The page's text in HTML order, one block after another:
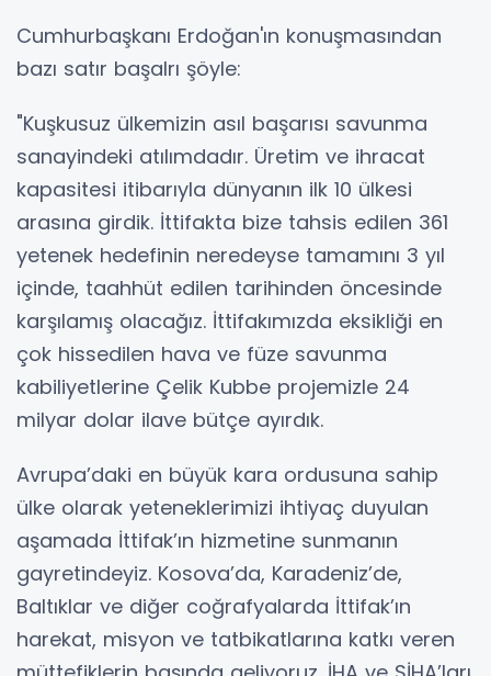
Cumhurbaşkanı Erdoğan'ın konuşmasından
bazı satır başalrı şöyle:
"Kuşkusuz ülkemizin asıl başarısı savunma
sanayindeki atılımdadır. Üretim ve ihracat
kapasitesi itibarıyla dünyanın ilk 10 ülkesi
arasına girdik. İttifakta bize tahsis edilen 361
yetenek hedefinin neredeyse tamamını 3 yıl
içinde, taahhüt edilen tarihinden öncesinde
karşılamış olacağız. İttifakımızda eksikliği en
çok hissedilen hava ve füze savunma
kabiliyetlerine Çelik Kubbe projemizle 24
milyar dolar ilave bütçe ayırdık.
Avrupa’daki en büyük kara ordusuna sahip
ülke olarak yeteneklerimizi ihtiyaç duyulan
aşamada İttifak’ın hizmetine sunmanın
gayretindeyiz. Kosova’da, Karadeniz’de,
Baltıklar ve diğer coğrafyalarda İttifak’ın
harekat, misyon ve tatbikatlarına katkı veren